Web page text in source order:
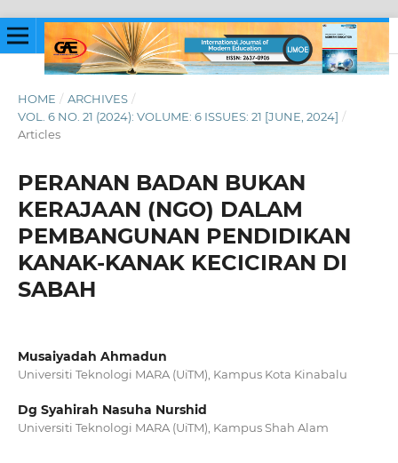
HOME / ARCHIVES /
VOL. 6 NO. 21 (2024): VOLUME: 6 ISSUES: 21 [JUNE, 2024] /
Articles
PERANAN BADAN BUKAN
KERAJAAN (NGO) DALAM
PEMBANGUNAN PENDIDIKAN
KANAK-KANAK KECICIRAN DI
SABAH
Musaiyadah Ahmadun
Universiti Teknologi MARA (UiTM), Kampus Kota Kinabalu
Dg Syahirah Nasuha Nurshid
Universiti Teknologi MARA (UiTM), Kampus Shah Alam